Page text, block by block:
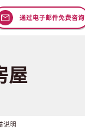
通过电子邮件免费咨询
屋
说明